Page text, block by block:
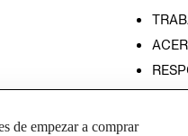
de empezar a comprar